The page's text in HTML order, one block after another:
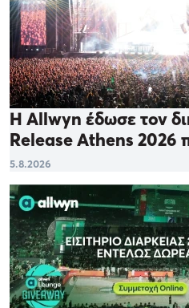
Η Allwyn έδωσε τον
Release Athens 2026
5.8.2026